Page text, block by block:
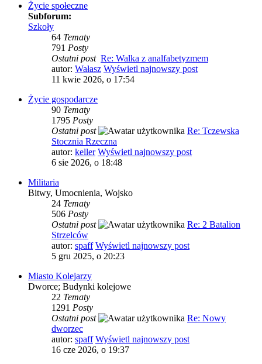
Życie społeczne
Subforum:
Szkoły
64 Tematy
791 Posty
Ostatni post Re: Walka z analfabetyzmem
autor: Wałasz Wyświetl najnowszy post
11 kwie 2026, o 17:54
Życie gospodarcze
90 Tematy
1795 Posty
Ostatni post
Re: Tczewska
Stocznia Rzeczna
autor: keller Wyświetl najnowszy post
6 sie 2026, o 18:48
Militaria
Bitwy, Umocnienia, Wojsko
24 Tematy
506 Posty
Ostatni post
Re: 2 Batalion
Strzelców
autor: spaff Wyświetl najnowszy post
5 gru 2025, o 20:23
Miasto Kolejarzy
Dworce; Budynki kolejowe
22 Tematy
1291 Posty
Ostatni post
Re: Nowy
dworzec
autor: spaff Wyświetl najnowszy post
16 cze 2026, o 19:37